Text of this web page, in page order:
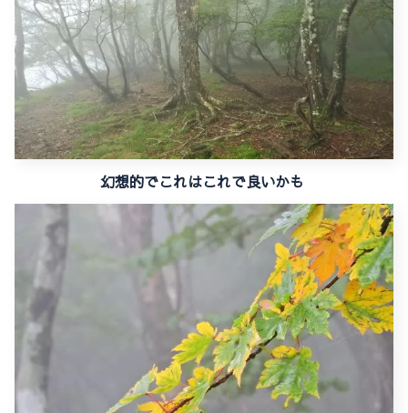
幻想的でこれはこれで良いかも